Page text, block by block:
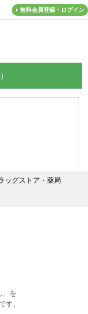
無料会員登録・ログイン
ッグストア・薬局
」を
す。